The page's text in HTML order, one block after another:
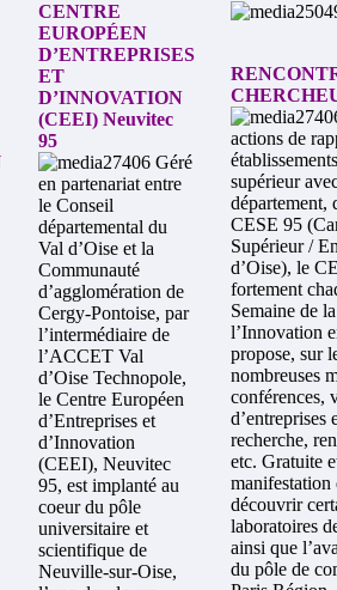
CENTRE
EUROPÉEN
D’ENTREPRISES
ET
D’INNOVATION
(CEEI) Neuvitec
95
Géré
en partenariat entre
le Conseil
départemental du
Val d’Oise et la
Communauté
d’agglomération de
Cergy-Pontoise, par
l’intermédiaire de
l’ACCET Val
d’Oise Technopole,
le Centre Européen
d’Entreprises et
d’Innovation
(CEEI), Neuvitec
95, est implanté au
coeur du pôle
universitaire et
scientifique de
Neuville-sur-Oise,
actions de
supérieur
département,
CESE 95
Supérieur /
d’Oise), le
fortement
Semaine de
l’Innovation
propose, sur
nombreuses
conférences,
d’entreprises
recherche,
etc. Gratuite
manifestation
découvrir
laboratoires
ainsi que
du pôle de